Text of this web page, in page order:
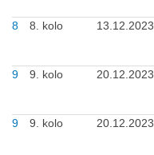
8
8. kolo 13.12.2023
9
9. kolo 20.12.2023
9
9. kolo 20.12.2023